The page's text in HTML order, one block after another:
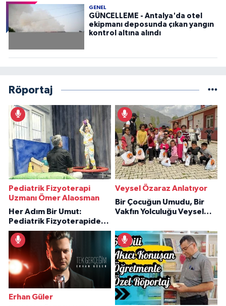
GENEL
GÜNCELLEME - Antalya'da otel
ekipmanı deposunda çıkan yangın
kontrol altına alındı
Röportaj
Pediatrik Fizyoterapi
Uzmanı Ömer Alaosman
Her Adım Bir Umut:
Pediatrik Fizyoterapiden
İlham Veren Hikâyeler
Veysel Özaraz Anlatıyor
Bir Çocuğun Umudu, Bir
Vakfın Yolculuğu Veysel
Erhan Güler